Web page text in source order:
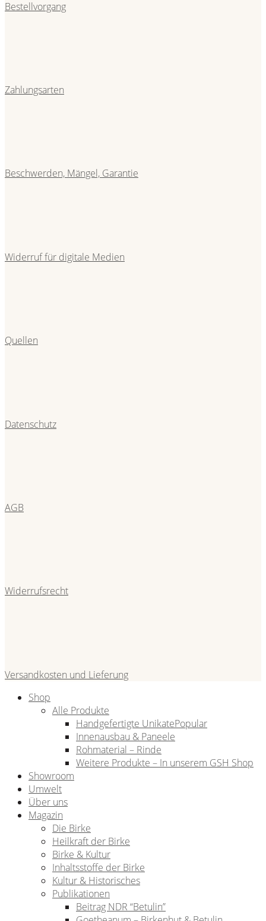
Bestellvorgang
Zahlungsarten
Beschwerden, Mängel, Garantie
Widerruf für digitale Medien
Quellen
Datenschutz
AGB
Widerrufsrecht
Versandkosten und Lieferung
Shop
Alle Produkte
Handgefertigte Unikate
Innenausbau & Paneele
Rohmaterial – Rinde
Weitere Produkte – In unserem GSH Shop
Showroom
Umwelt
Über uns
Magazin
Die Birke
Heilkraft der Birke
Birke & Kultur
Inhaltsstoffe der Birke
Kultur & Historisches
Publikationen
Beitrag NDR “Betulin”